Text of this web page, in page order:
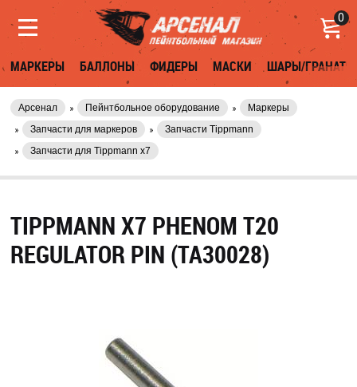
0
МАРКЕРЫ БАЛЛОНЫ ФИДЕРЫ МАСКИ ШАРЫ/ГРАНАТЫ
Арсенал Пейнтбольное оборудование
Маркеры
Запчасти для маркеров
Запчасти Tippmann
Запчасти для Tippmann x7
TIPPMANN X7 PHENOM T20
REGULATOR PIN (TA30028)